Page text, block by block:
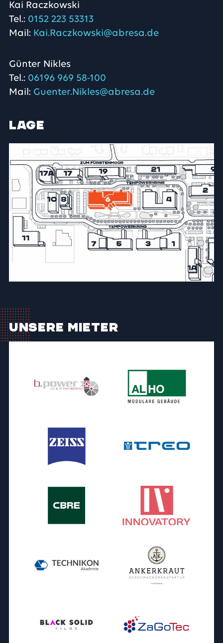
Kai Raczkowski
Tel.: 0152 223 53313
Mail: Kai.Raczkowski@abresa.de
Günter Nikles
Tel.: 06196 969 58-100
Mail: Guenter.Nikles@abresa.de
Lage
Unsere Mieter